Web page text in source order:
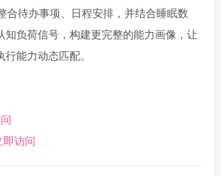
合待办事项、日程安排，并结合睡眠数
知负荷信号，构建更完整的能力画像，让
能力动态匹配。
即访问